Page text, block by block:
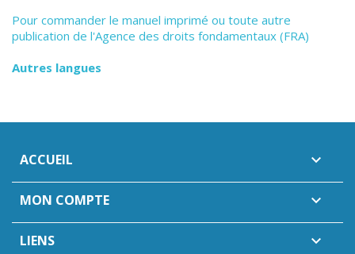
Pour commander le manuel imprimé ou toute autre
publication de l'Agence des droits fondamentaux (FRA)
Autres langues
ACCUEIL 
MON COMPTE 
LIENS 